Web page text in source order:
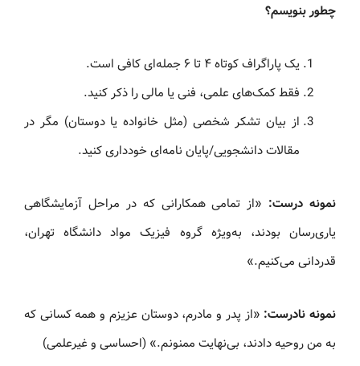
چطور بنویسم؟
یک پاراگراف کوتاه ۴ تا ۶ جمله‌ای کافی است.
فقط کمک‌های علمی، فنی یا مالی را ذکر کنید.
از بیان تشکر شخصی (مثل خانواده یا دوستان) مگر در
مقالات دانشجویی/پایان نامه‌ای خودداری کنید.
نمونه درست: «از تمامی همکارانی که در مراحل آزمایشگاهی
یاری‌رسان بودند، به‌ویژه گروه فیزیک مواد دانشگاه تهران،
قدردانی می‌کنیم.»
نمونه نادرست: «از پدر و مادرم، دوستان عزیزم و همه کسانی که
به من روحیه دادند، بی‌نهایت ممنونم.» (احساسی و غیرعلمی)